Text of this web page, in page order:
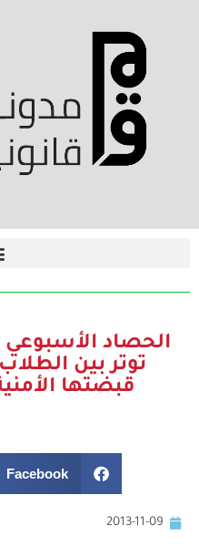
الحصاد الأسبوعي
توتر بين
قبضتها
Facebook
2013-11-09